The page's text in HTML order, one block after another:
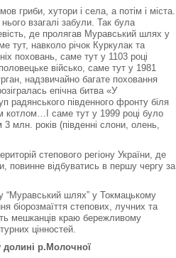
гриби, хутори і села, а потім і міста.
взагалі забули. Так була
де пролягав Муравський шлях у
тут, навколо річок Куркулак та
поховань, саме тут у 1103 році
військо, саме тут у 1981
надзвичайно багате поховання
епічна битва «У
радянського південного фронту біля
котлом…І саме тут у 1999 році було
млн. років (південні слони, олень,
степового регіону України, де
повинне відбуватись в першу чергу за
“Муравський шлях” у Токмацькому
біорозмаїття степових, лучних та
мешканців краю бережливому
цінностей.
долині р.Молочної